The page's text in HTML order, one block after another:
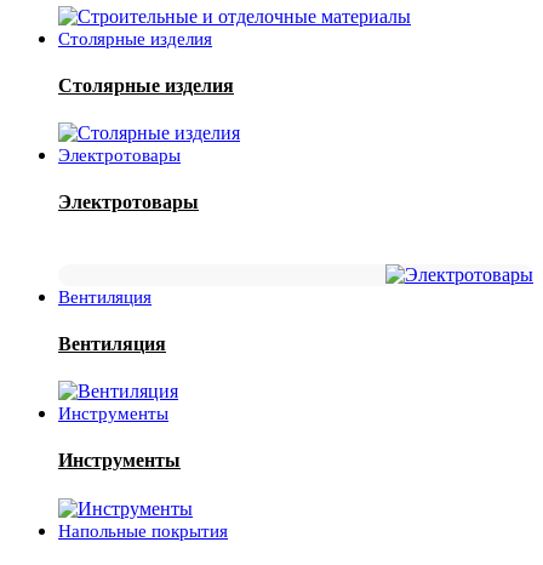
Столярные изделия
Столярные изделия
Электротовары
Электротовары
Вентиляция
Вентиляция
Инструменты
Инструменты
Напольные покрытия